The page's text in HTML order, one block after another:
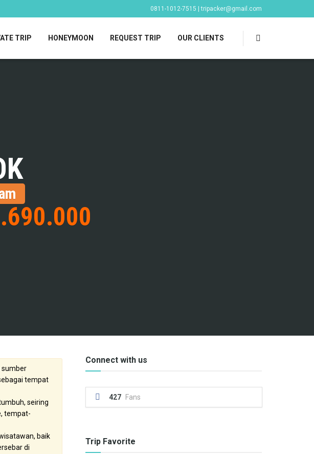
0811-1012-7515 | tripacker@gmail.com
TRIP HONEYMOON REQUEST TRIP OUR CLIENTS
sumber
tempat
seiring
tempat-
baik
di
Connect with us
427 Fans
Trip Favorite